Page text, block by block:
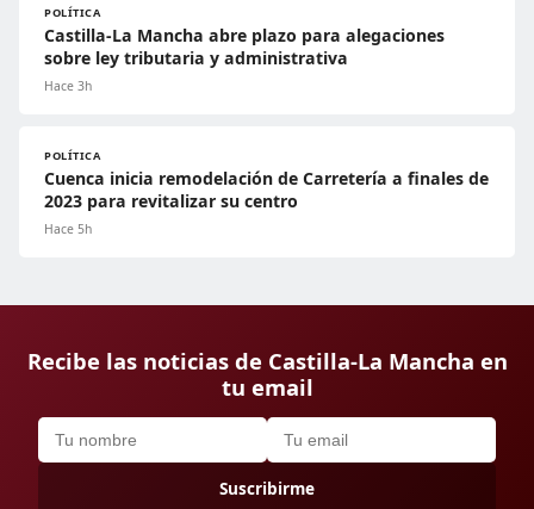
POLÍTICA
Castilla-La Mancha abre plazo para alegaciones
sobre ley tributaria y administrativa
Hace 3h
POLÍTICA
Cuenca inicia remodelación de Carretería a finales de
2023 para revitalizar su centro
Hace 5h
Recibe las noticias de Castilla-La Mancha en
tu email
Suscribirme